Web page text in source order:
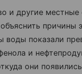
и другие
причины
воды показали
и
они